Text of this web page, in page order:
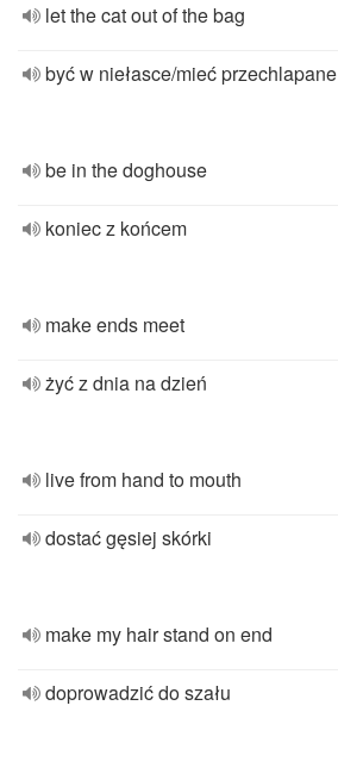
let the cat out of the bag
być w niełasce/mieć przechlapane
be in the doghouse
koniec z końcem
make ends meet
żyć z dnia na dzień
live from hand to mouth
dostać gęsiej skórki
make my hair stand on end
doprowadzić do szału